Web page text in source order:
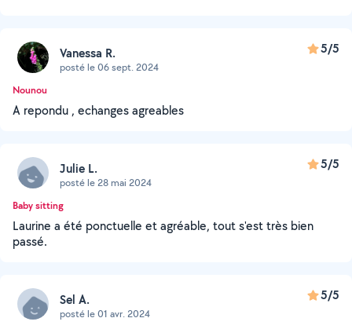
Vanessa R.
posté le 06 sept. 2024
5/5
Nounou
A repondu , echanges agreables
Julie L.
posté le 28 mai 2024
5/5
Baby sitting
Laurine a été ponctuelle et agréable, tout s'est très bien
passé.
Sel A.
posté le 01 avr. 2024
5/5